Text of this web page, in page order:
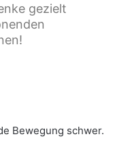
gezielt
Bewegung schwer.